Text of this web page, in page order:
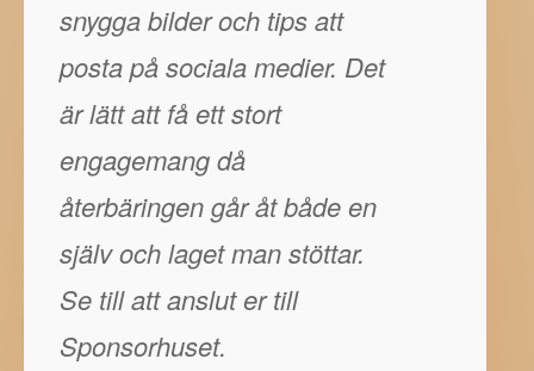
snygga bilder och tips att
posta på sociala medier. Det
är lätt att få ett stort
engagemang då
återbäringen går åt både en
själv och laget man stöttar.
Se till att anslut er till
Sponsorhuset.